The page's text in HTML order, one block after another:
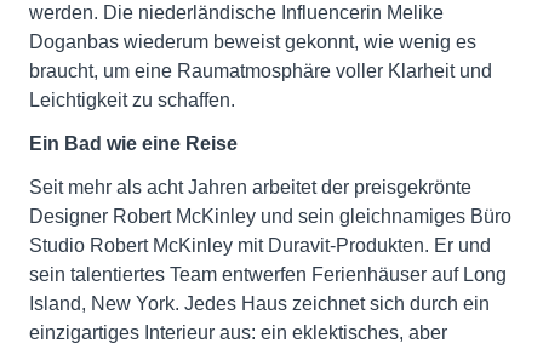
werden. Die niederländische Influencerin Melike
Doganbas wiederum beweist gekonnt, wie wenig es
braucht, um eine Raumatmosphäre voller Klarheit und
Leichtigkeit zu schaffen.
Ein Bad wie eine Reise
Seit mehr als acht Jahren arbeitet der preisgekrönte
Designer Robert McKinley und sein gleichnamiges Büro
Studio Robert McKinley mit Duravit-Produkten. Er und
sein talentiertes Team entwerfen Ferienhäuser auf Long
Island, New York. Jedes Haus zeichnet sich durch ein
einzigartiges Interieur aus: ein eklektisches, aber